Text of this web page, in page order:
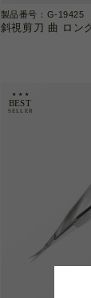
製品番号：G-19425
斜視剪刀 曲 ロン